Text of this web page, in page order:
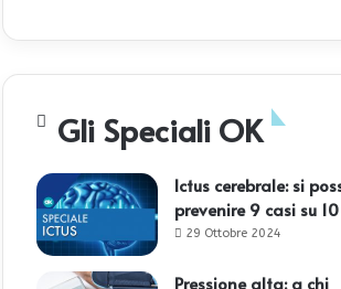
Gli Speciali OK
Ictus cerebrale: si
prevenire 9 casi su 10
29 Ottobre 2024
Pressione alta: a chi